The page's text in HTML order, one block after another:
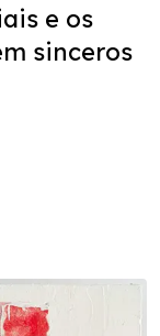
e os
sinceros